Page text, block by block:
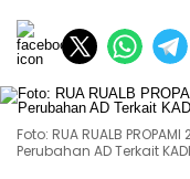
Foto: RUA RUALB
Perubahan AD Terkait